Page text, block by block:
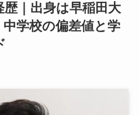
｜出身は早稲田大
学校の偏差値と学